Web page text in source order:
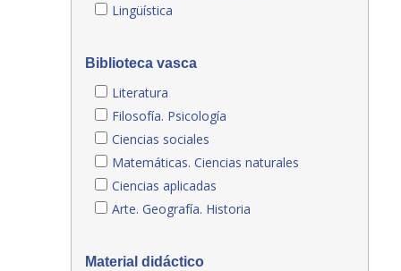
Lingüística
Biblioteca vasca
Literatura
Filosofía. Psicología
Ciencias sociales
Matemáticas. Ciencias naturales
Ciencias aplicadas
Arte. Geografía. Historia
Material didáctico